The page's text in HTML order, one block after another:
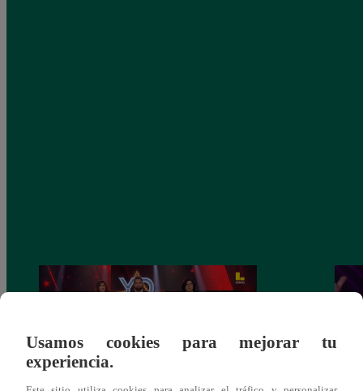
Usamos cookies para mejorar tu
experiencia.